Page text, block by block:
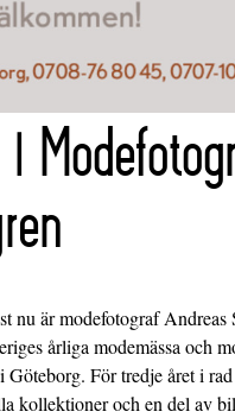
nu är modefotograf
årliga modemässa och
För tredje året i
kollektioner och en del av